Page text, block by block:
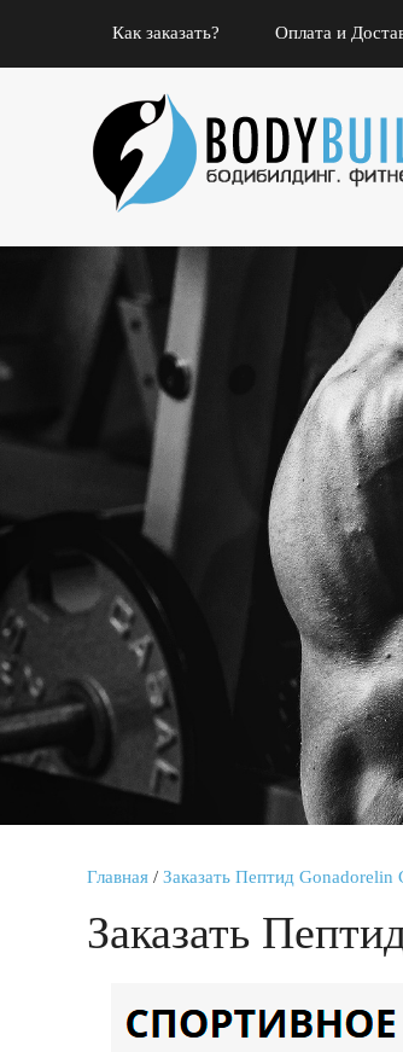
Как заказать? Оплата и
Главная / Заказать Пептид Gonadorelin
Заказать